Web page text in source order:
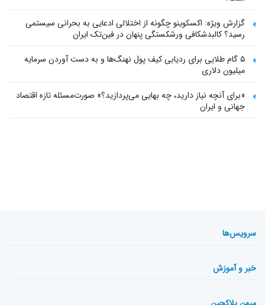
گزارش ویژه: اکسکوینو چگونه از اختلالی ادعایی به بحرانی سیستمی
رسید؟ کالبدشکافی ورشکستگی پنهان در فین‌تک ایران
۵ گام طلایی برای ردیابی کیف پول‌ نهنگ‌ها و به دست آوردن سرمایه
میلیون دلاری
«برای آنچه نیاز دارید، چه بهایی می‌پردازید؟» صورت‌مسئله تازه اقتصاد
جهانی و ایران
سرویس‌ها
خبر و آموزش